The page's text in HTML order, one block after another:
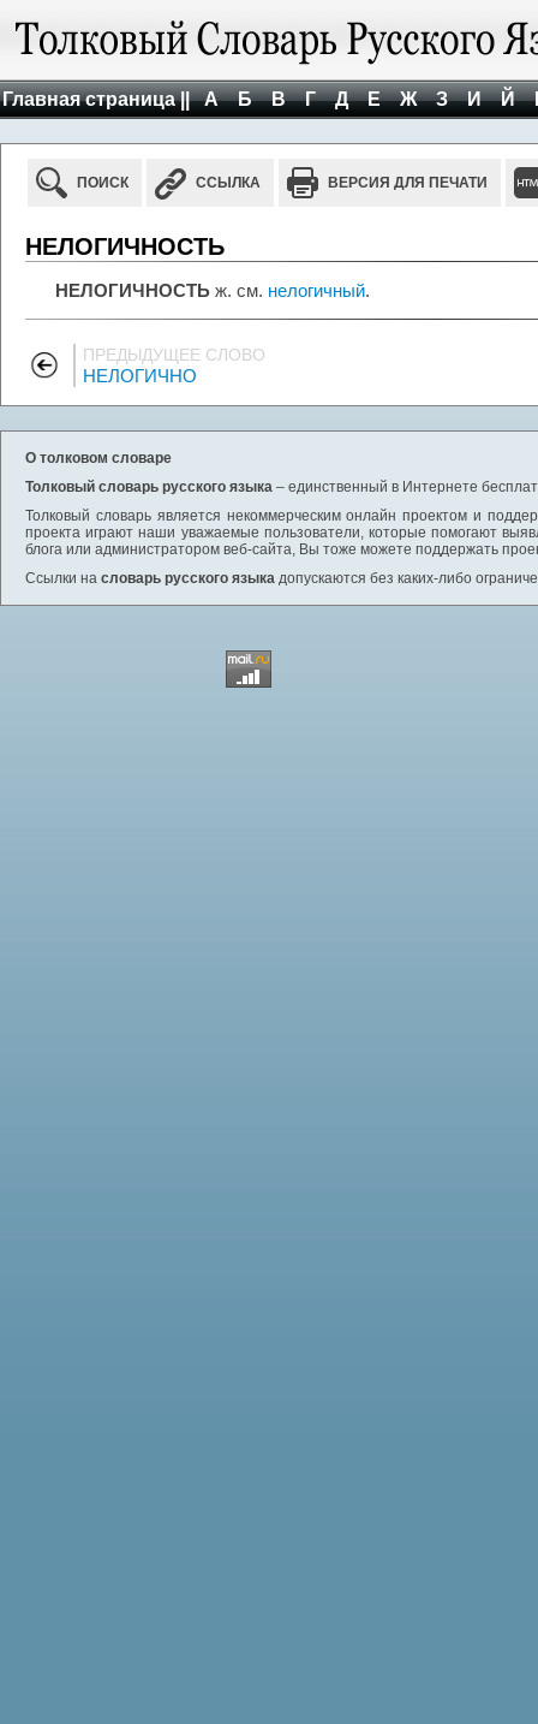
Главная страница || А Б В Г Д Е Ж З И Й
ПОИСК ССЫЛКА ВЕРСИЯ ДЛЯ ПЕЧАТИ
НЕЛОГИЧНОСТЬ
НЕЛОГИЧНОСТЬ ж. см. нелогичный.
ПРЕДЫДУЩЕЕ СЛОВО
НЕЛОГИЧНО
О толковом словаре
Толковый словарь русского языка – единственный в Интернете
Толковый словарь является некоммерческим онлайн проектом и
проекта играют наши уважаемые пользователи, которые помогают
блога или администратором веб-сайта, Вы тоже можете поддержать
Ссылки на словарь русского языка допускаются без каких-либо